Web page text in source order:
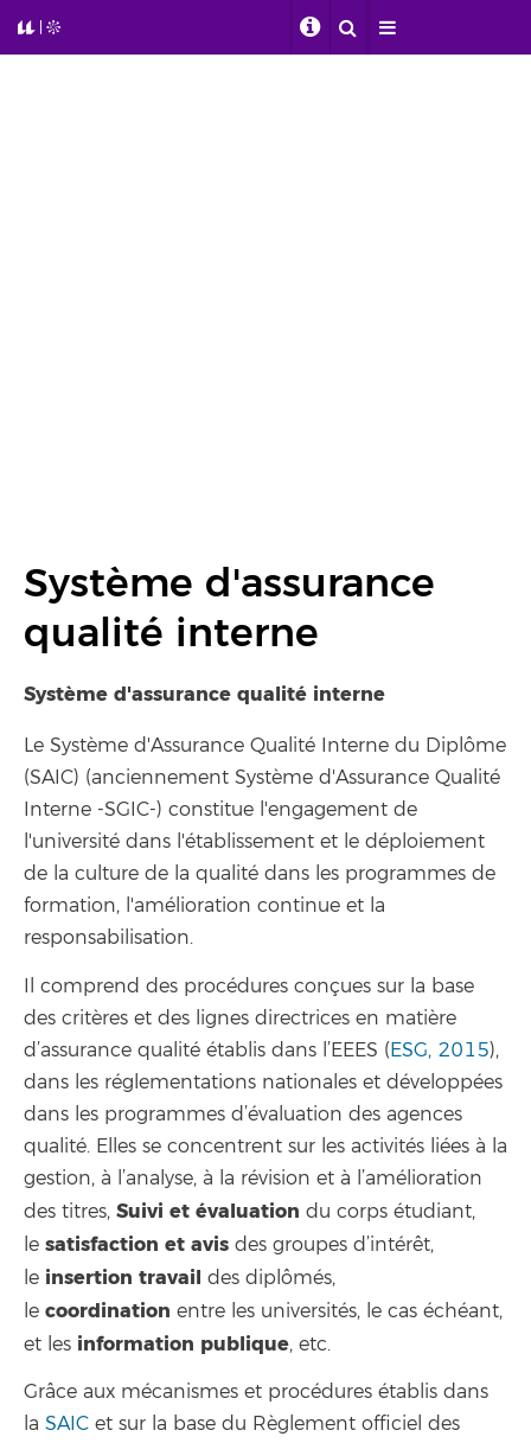
Système d'assurance
qualité interne
Système d'assurance qualité interne
Le Système d'Assurance Qualité Interne du Diplôme
(SAIC) (anciennement Système d'Assurance Qualité
Interne -SGIC-) constitue l'engagement de
l'université dans l'établissement et le déploiement
de la culture de la qualité dans les programmes de
formation, l'amélioration continue et la
responsabilisation.
Il comprend des procédures conçues sur la base
des critères et des lignes directrices en matière
d’assurance qualité établis dans l’EEES (ESG, 2015),
dans les réglementations nationales et développées
dans les programmes d’évaluation des agences
qualité. Elles se concentrent sur les activités liées à la
gestion, à l’analyse, à la révision et à l’amélioration
des titres, Suivi et évaluation du corps étudiant,
le satisfaction et avis des groupes d’intérêt,
le insertion travail des diplômés,
le coordination entre les universités, le cas échéant,
et les information publique, etc.
Grâce aux mécanismes et procédures établis dans
la SAIC et sur la base du Règlement officiel des